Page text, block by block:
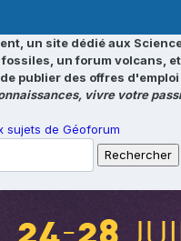
un site dédié aux
un forum volcans,
publier des offres
vivre votre
sujets de Géoforum